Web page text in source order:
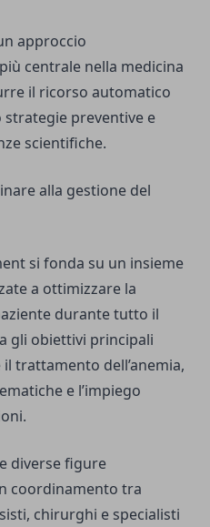
approccio
centrale nella medicina
il ricorso automatico
preventive e
scientifiche.
alla gestione del
si fonda su un insieme
a ottimizzare la
durante tutto il
gli obiettivi principali
trattamento dell’anemia,
e l’impiego
diverse figure
coordinamento tra
chirurghi e specialisti